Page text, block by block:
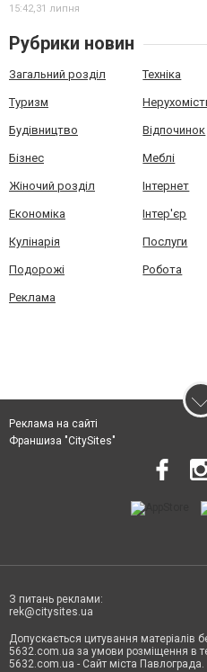
15:42,31 липня
Рубрики новин
Загальний розділ Техніка
Туризм
Будівництво Відпочинок
Бізнес Меблі
Жіночий розділ Інтернет
Економіка Інтер'єр
Кулінарія Послуги
Подорожі Робота
Реклама
Реклама на сайті
Франшиза "CitySites"
З питань реклами:
rek@citysites.ua
Допускається цитування матеріалів
5632.com.ua за умови розміщення в
5632.com.ua - Сайт міста